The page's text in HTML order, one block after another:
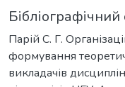
Парій С. Г.
формування
викладачів